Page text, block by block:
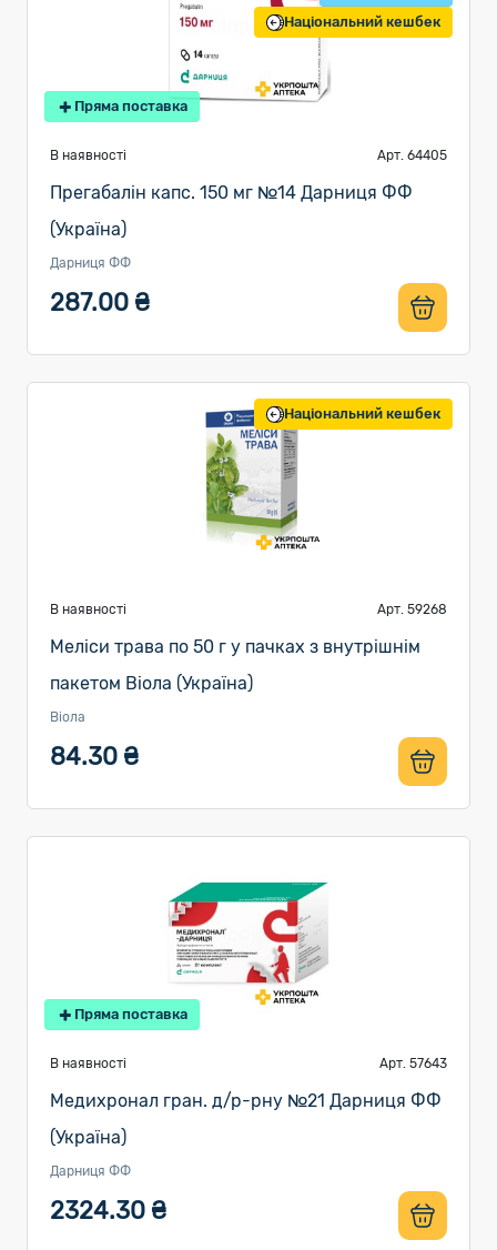
Національний кешбек
Пряма поставка
В наявності Арт. 64405
Прегабалін капс. 150 мг №14 Дарниця ФФ
(Україна)
Дарниця ФФ
287.00 ₴
Національний кешбек
В наявності Арт. 59268
Меліси трава по 50 г у пачках з внутрішнім
пакетом Віола (Україна)
Віола
84.30 ₴
Пряма поставка
В наявності Арт. 57643
Медихронал гран. д/р-рну №21 Дарниця ФФ
(Україна)
Дарниця ФФ
2324.30 ₴